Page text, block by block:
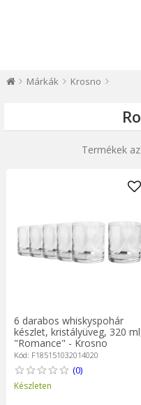
Márkák Krosno
Termékek
6 darabos whiskyspohár
készlet, kristályüveg, 320
"Romance" - Krosno
Kód: F185151032014020
(0)
Készleten